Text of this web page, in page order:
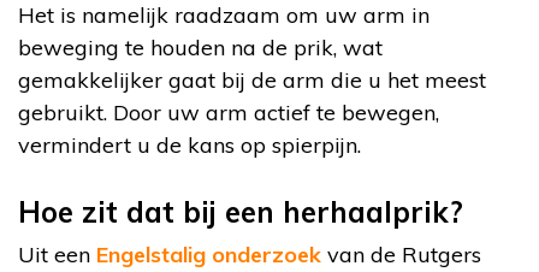
Het is namelijk raadzaam om uw arm in
beweging te houden na de prik, wat
gemakkelijker gaat bij de arm die u het meest
gebruikt. Door uw arm actief te bewegen,
vermindert u de kans op spierpijn.
Hoe zit dat bij een herhaalprik?
Uit een Engelstalig onderzoek van de Rutgers